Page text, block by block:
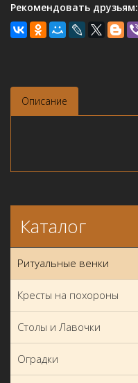
Рекомендовать друзьям:
Описание
Каталог
Ритуальные венки
Кресты на похороны
Столы и Лавочки
Оградки